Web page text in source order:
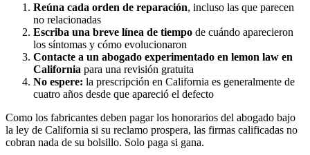
Reúna cada orden de reparación, incluso las que parecen
no relacionadas
Escriba una breve línea de tiempo de cuándo aparecieron
los síntomas y cómo evolucionaron
Contacte a un abogado experimentado en lemon law en
California para una revisión gratuita
No espere: la prescripción en California es generalmente de
cuatro años desde que apareció el defecto
Como los fabricantes deben pagar los honorarios del abogado bajo
la ley de California si su reclamo prospera, las firmas calificadas no
cobran nada de su bolsillo. Solo paga si gana.